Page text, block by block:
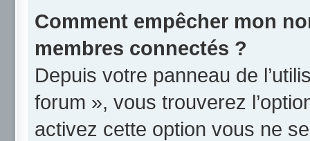
Comment empêcher mon
membres connectés ?
Depuis votre panneau de
forum », vous trouverez
activez cette option vous ne